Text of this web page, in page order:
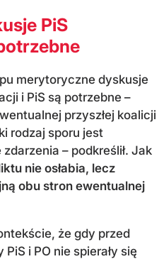
PiS
merytoryczne dyskusje
i PiS są potrzebne –
przyszłej koalicji
rodzaj sporu jest
– podkreślił. Jak
nie osłabia, lecz
obu stron ewentualnej
że gdy przed
i PO nie spierały się